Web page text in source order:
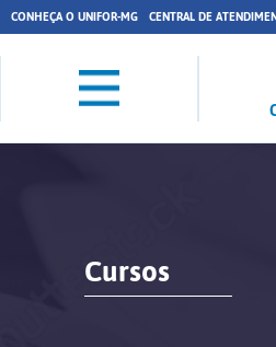
CONHEÇA O UNIFOR-MG CENTRAL DE
Cursos